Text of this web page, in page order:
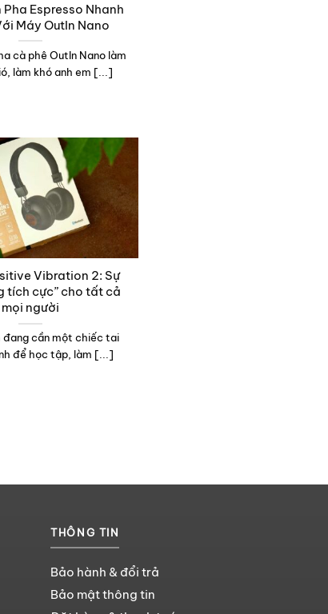
Pha Espresso Nhanh
Máy OutIn Nano
cà phê OutIn Nano làm
làm khó anh em [...]
Vibration 2: Sự
tích cực” cho tất cả
mọi người
đang cần một chiếc tai
để học tập, làm [...]
THÔNG TIN
Bảo hành & đổi trả
Bảo mật thông tin